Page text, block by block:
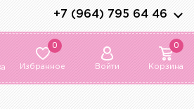
+7 (964) 795 64 46
0
Избранное Войти
0
Корзина